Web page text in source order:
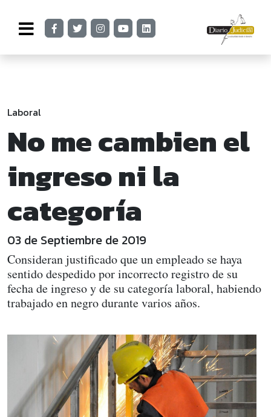
Laboral
No me cambien el
ingreso ni la
categoría
03 de Septiembre de 2019
Consideran justificado que un empleado se haya
sentido despedido por incorrecto registro de su
fecha de ingreso y de su categoría laboral, habiendo
trabajado en negro durante varios años.